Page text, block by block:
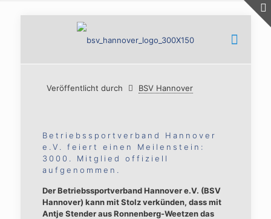
Veröffentlicht durch BSV Hannover
Betriebssportverband Hannover
e.V. feiert einen Meilenstein:
3000. Mitglied offiziell
aufgenommen.
Der Betriebssportverband Hannover e.V. (BSV
Hannover) kann mit Stolz verkünden, dass mit
Antje Stender aus Ronnenberg-Weetzen das